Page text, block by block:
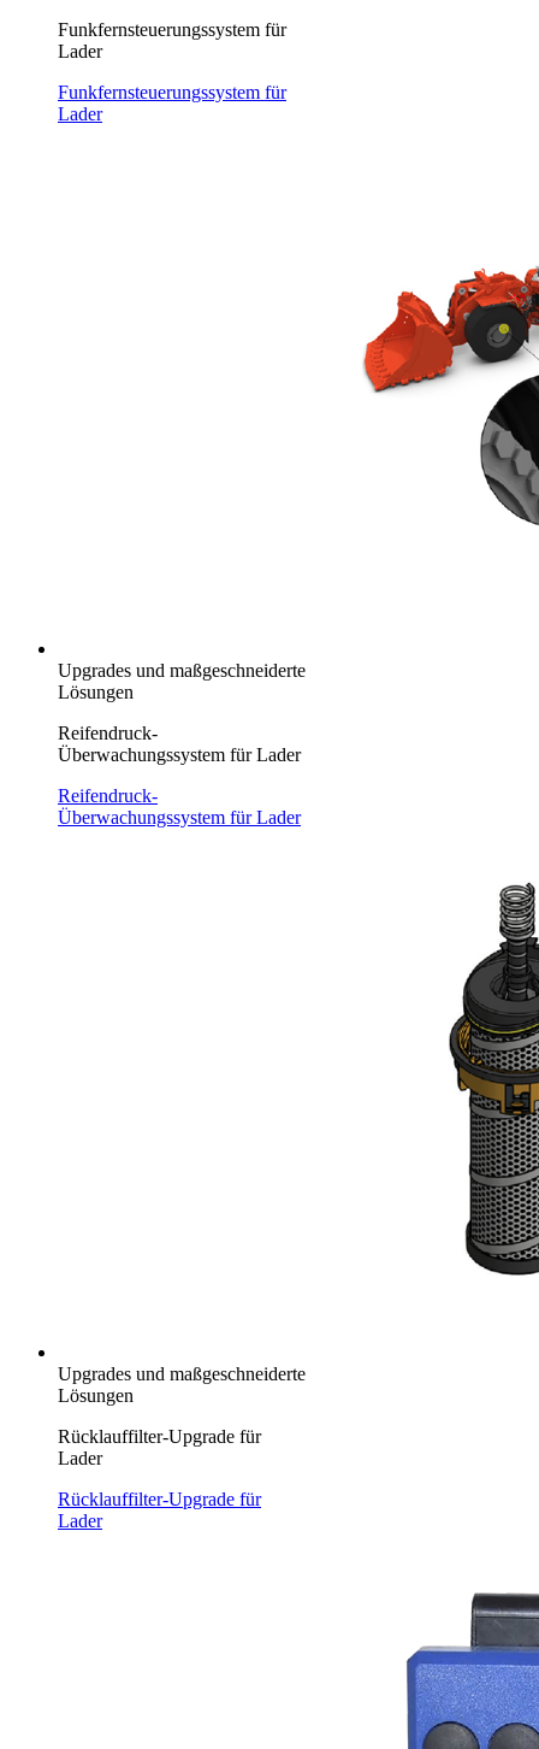
Funkfernsteuerungssystem für
Lader
Funkfernsteuerungssystem für
Lader
Upgrades und maßgeschneiderte
Lösungen
Reifendruck-
Überwachungssystem für Lader
Reifendruck-
Überwachungssystem für Lader
Upgrades und maßgeschneiderte
Lösungen
Rücklauffilter-Upgrade für
Lader
Rücklauffilter-Upgrade für
Lader